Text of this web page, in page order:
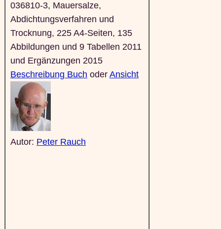
036810-3, Mauersalze,
Abdichtungsverfahren und
Trocknung, 225 A4-Seiten, 135
Abbildungen und 9 Tabellen 2011
und Ergänzungen 2015
Beschreibung Buch oder Ansicht
Autor: Peter Rauch